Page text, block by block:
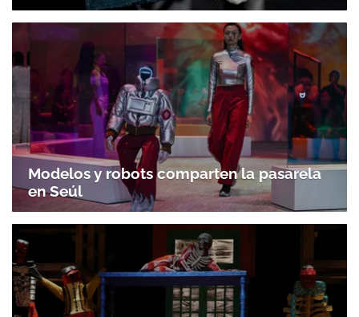
Modelos y robots comparten la pasarela
en Seúl